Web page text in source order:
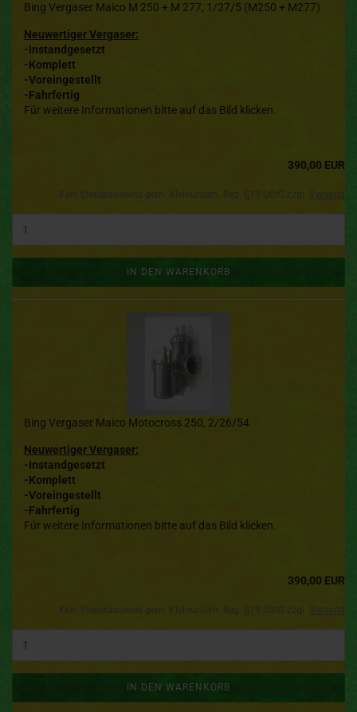
Bing Vergaser Maico M 250 + M 277, 1/27/5 (M250 + M277)
Neuwertiger Vergaser:
-Instandgesetzt
-Komplett
-Voreingestellt
-Fahrfertig
Für weitere Informationen bitte auf das Bild klicken.
390,00 EUR
IN DEN WARENKORB
Bing Vergaser Maico Motocross 250, 2/26/54
Neuwertiger Vergaser:
-Instandgesetzt
-Komplett
-Voreingestellt
-Fahrfertig
Für weitere Informationen bitte auf das Bild klicken.
390,00 EUR
IN DEN WARENKORB